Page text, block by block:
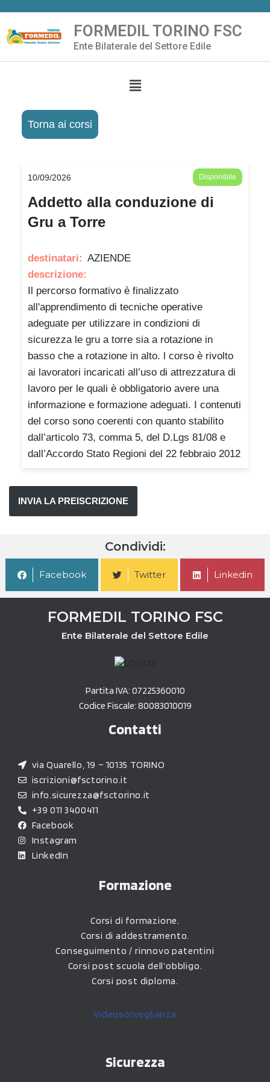
Vai
al
contenuto
FORMEDIL TORINO FSC
Ente Bilaterale del Settore Edile
Torna ai corsi
10/09/2026 Disponibile
Addetto alla conduzione di
Gru a Torre
destinatari: AZIENDE
descrizione:
Il percorso formativo è finalizzato
all'apprendimento di tecniche operative
adeguate per utilizzare in condizioni di
sicurezza le gru a torre sia a rotazione in
basso che a rotazione in alto. l corso è rivolto
ai lavoratori incaricati all’uso di attrezzatura di
lavoro per le quali è obbligatorio avere una
informazione e formazione adeguati. I contenuti
del corso sono coerenti con quanto stabilito
dall’articolo 73, comma 5, del D.Lgs 81/08 e
dall’Accordo Stato Regioni del 22 febbraio 2012
INVIA LA PREISCRIZIONE
Condividi:
Facebook Twitter Linkedin
FORMEDIL TORINO FSC
Ente Bilaterale del Settore Edile
Partita IVA: 07225360010
Codice Fiscale: 80083010019
Contatti
via Quarello, 19 – 10135 TORINO
iscrizioni@fsctorino.it
info.sicurezza@fsctorino.it
+39 011 3400411
Facebook
Instagram
LinkedIn
Formazione
Corsi di formazione.
Corsi di addestramento.
Conseguimento / rinnovo patentini
Corsi post scuola dell’obbligo.
Corsi post diploma.
Videosorveglianza
Sicurezza